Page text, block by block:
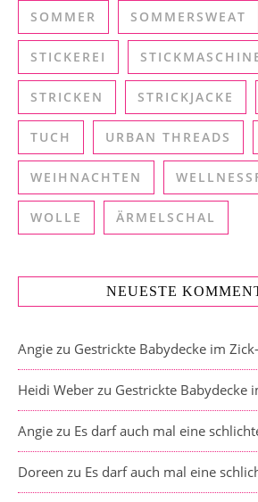
SOMMER SOMMERSWEAT
STICKEREI
STRICKEN STRICKJACKE
TUCH URBAN THREADS
WEIHNACHTEN
WOLLE ÄRMELSCHAL
NEUESTE
Angie zu Gestrickte Babydecke im
Heidi Weber zu Gestrickte Babydecke
Angie zu Es darf auch mal eine
Doreen zu Es darf auch mal eine